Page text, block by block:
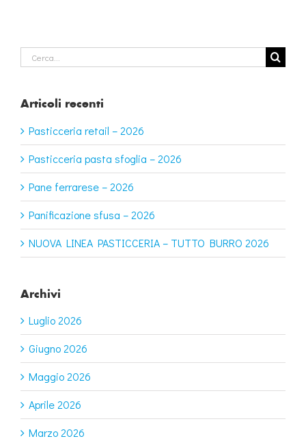
Cerca
per:
Articoli recenti
Pasticceria retail – 2026
Pasticceria pasta sfoglia – 2026
Pane ferrarese – 2026
Panificazione sfusa – 2026
NUOVA LINEA PASTICCERIA – TUTTO BURRO 2026
Archivi
Luglio 2026
Giugno 2026
Maggio 2026
Aprile 2026
Marzo 2026